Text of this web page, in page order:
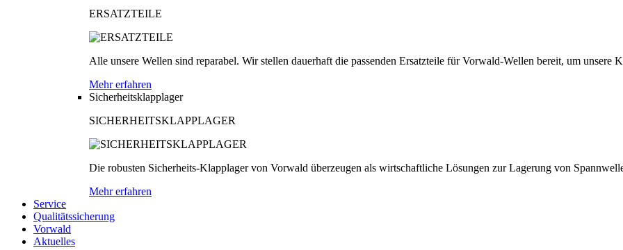
ERSATZTEILE
Alle unsere Wellen sind reparabel. Wir stellen dauerhaft die passenden Ersatzteile für Vorwald-Wellen bereit, um unsere
Mehr erfahren
Sicherheitsklapplager
SICHERHEITSKLAPPLAGER
Die robusten Sicherheits-Klapplager von Vorwald überzeugen als wirtschaftliche Lösungen zur Lagerung von
Mehr erfahren
Service
Qualitätssicherung
Vorwald
Aktuelles